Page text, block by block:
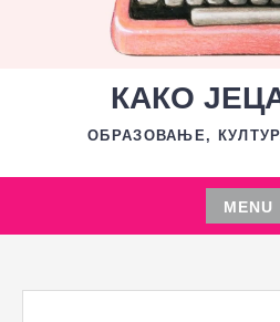
КАКО
ОБРАЗОВАЊЕ,
MENU
Skip
content